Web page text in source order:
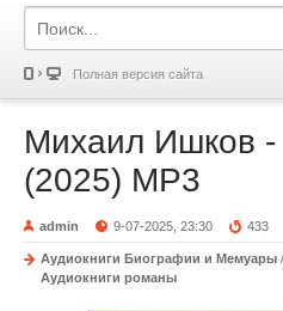
Полная версия сайта
Михаил Ишков
(2025) МР3
admin 9-07-2025, 23:30 433
Аудиокниги Биографии и Мемуары /
Аудиокниги романы